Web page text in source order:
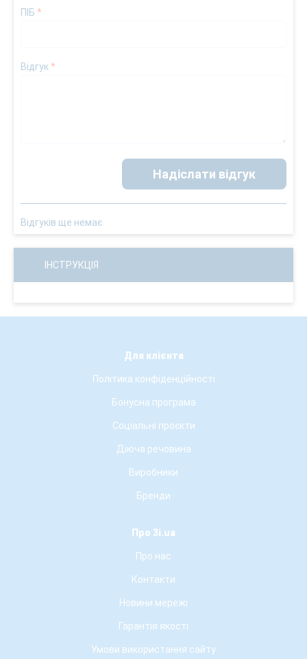
ПІБ *
Відгук*
Надіслати відгук
Відгуків ще немає
ІНСТРУКЦІЯ
Для клієнта
Політика конфіденційності
Бонусна програма
Соціальні проєкти
Діюча речовина
Виробники
Бренди
Про 3i.ua
Про нас
Контакти
Новини мережі
Гарантія якості
Умови використання сайту